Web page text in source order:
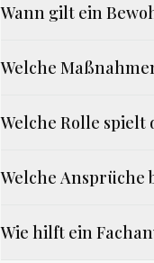
Wann gilt ein
Welche
Welche Rolle spielt
Welche Ansprüche
Wie hilft ein